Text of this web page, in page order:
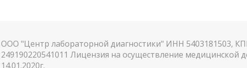
ООО "Центр лабораторной диагностики" ИНН 5403181503,
249190220541011 Лицензия на осуществление медицинской
14.01.2020г.